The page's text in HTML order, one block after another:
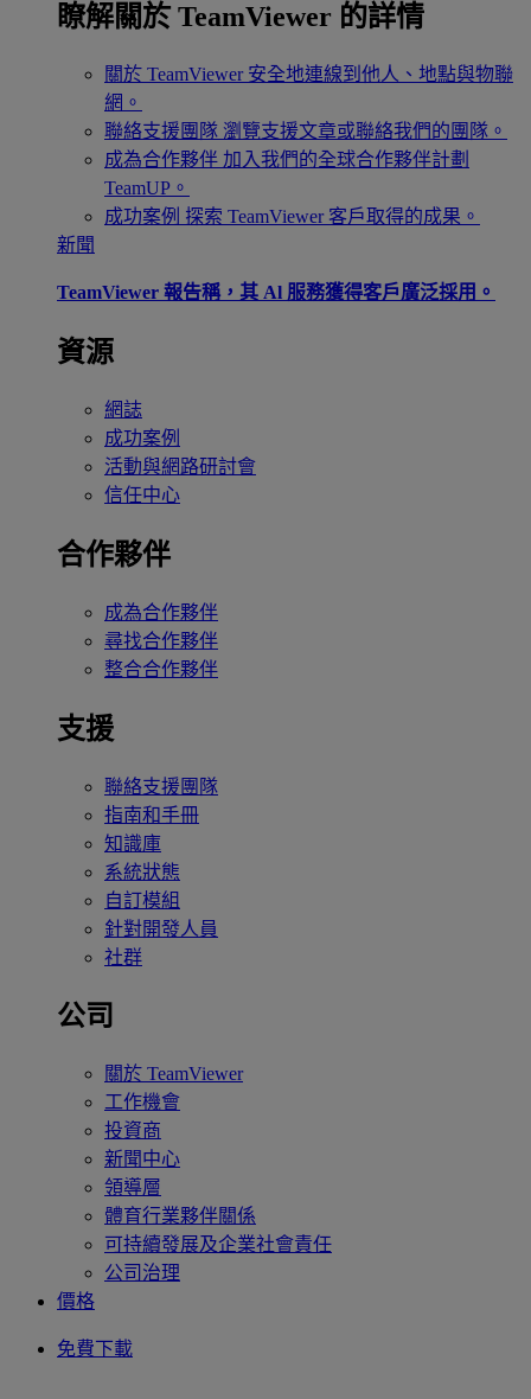
瞭解關於 TeamViewer 的詳情
關於 TeamViewer 安全地連線到他人、地點與物聯
網。
聯絡支援團隊 瀏覽支援文章或聯絡我們的團隊。
成為合作夥伴 加入我們的全球合作夥伴計劃
TeamUP。
成功案例 探索 TeamViewer 客戶取得的成果。
新聞
TeamViewer 報告稱，其 Al 服務獲得客戶廣泛採用。
資源
網誌
成功案例
活動與網路研討會
信任中心
合作夥伴
成為合作夥伴
尋找合作夥伴
整合合作夥伴
支援
聯絡支援團隊
指南和手冊
知識庫
系統狀態
自訂模組
針對開發人員
社群
公司
關於 TeamViewer
工作機會
投資商
新聞中心
領導層
體育行業夥伴關係
可持續發展及企業社會責任
公司治理
價格
免費下載